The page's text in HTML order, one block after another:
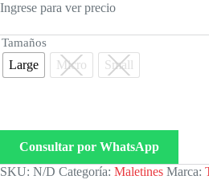
Ingrese para ver precio
Tamaños
Large Micro Small
Consultar por WhatsApp
SKU: N/D Categoría: Maletines Marca: